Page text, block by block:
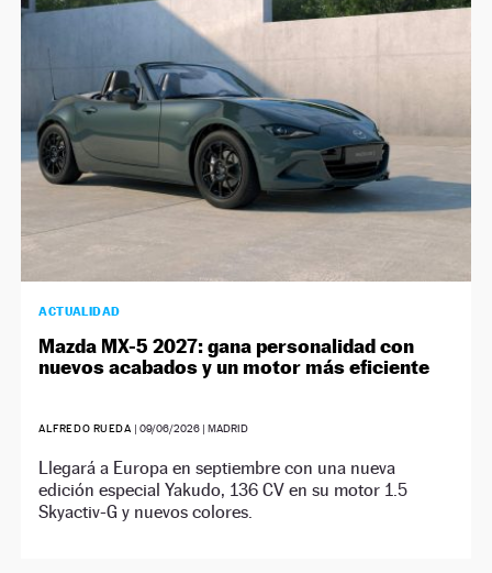
SÍGUENOS
ACTUALIDAD
Mazda MX-5 2027: gana personalidad con
nuevos acabados y un motor más eficiente
ALFREDO RUEDA | 09/06/2026| MADRID
Llegará a Europa en septiembre con una nueva
edición especial Yakudo, 136 CV en su motor 1.5
Skyactiv-G y nuevos colores.